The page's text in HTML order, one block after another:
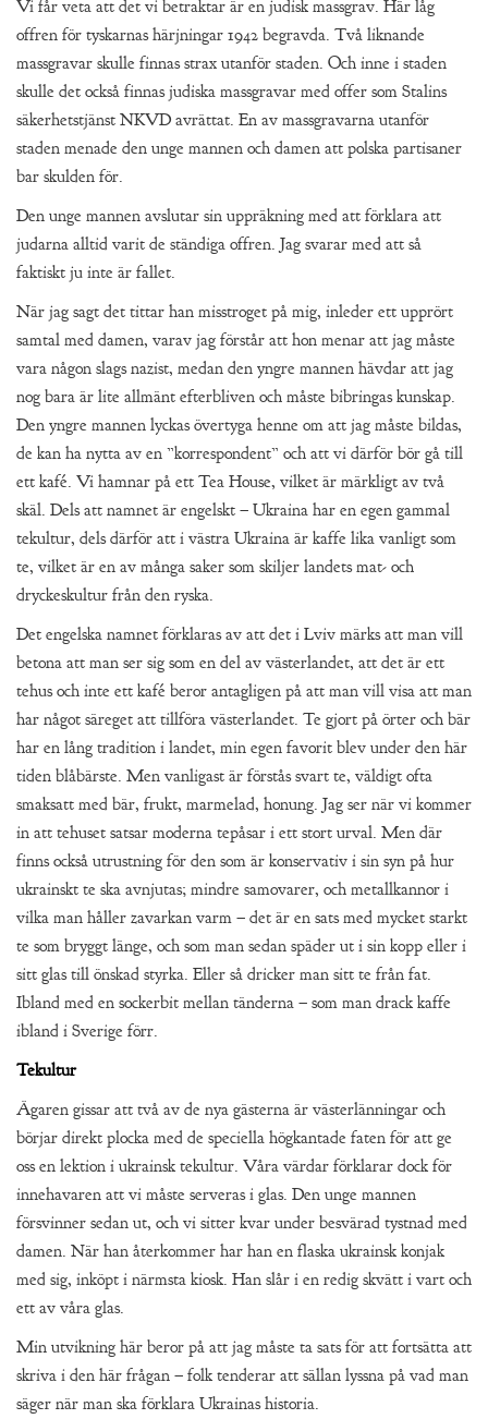
Vi får veta att det vi betraktar är en judisk massgrav. Här låg
offren för tyskarnas härjningar 1942 begravda. Två liknande
massgravar skulle finnas strax utanför staden. Och inne i staden
skulle det också finnas judiska massgravar med offer som Stalins
säkerhetstjänst NKVD avrättat. En av massgravarna utanför
staden menade den unge mannen och damen att polska partisaner
bar skulden för.
Den unge mannen avslutar sin uppräkning med att förklara att
judarna alltid varit de ständiga offren. Jag svarar med att så
faktiskt ju inte är fallet.
När jag sagt det tittar han misstroget på mig, inleder ett upprört
samtal med damen, varav jag förstår att hon menar att jag måste
vara någon slags nazist, medan den yngre mannen hävdar att jag
nog bara är lite allmänt efterbliven och måste bibringas kunskap.
Den yngre mannen lyckas övertyga henne om att jag måste bildas,
de kan ha nytta av en ”korrespondent” och att vi därför bör gå till
ett kafé. Vi hamnar på ett Tea House, vilket är märkligt av två
skäl. Dels att namnet är engelskt – Ukraina har en egen gammal
tekultur, dels därför att i västra Ukraina är kaffe lika vanligt som
te, vilket är en av många saker som skiljer landets mat- och
dryckeskultur från den ryska.
Det engelska namnet förklaras av att det i Lviv märks att man vill
betona att man ser sig som en del av västerlandet, att det är ett
tehus och inte ett kafé beror antagligen på att man vill visa att man
har något säreget att tillföra västerlandet. Te gjort på örter och bär
har en lång tradition i landet, min egen favorit blev under den här
tiden blåbärste. Men vanligast är förstås svart te, väldigt ofta
smaksatt med bär, frukt, marmelad, honung. Jag ser när vi kommer
in att tehuset satsar moderna tepåsar i ett stort urval. Men där
finns också utrustning för den som är konservativ i sin syn på hur
ukrainskt te ska avnjutas; mindre samovarer, och metallkannor i
vilka man håller zavarkan varm – det är en sats med mycket starkt
te som bryggt länge, och som man sedan späder ut i sin kopp eller i
sitt glas till önskad styrka. Eller så dricker man sitt te från fat.
Ibland med en sockerbit mellan tänderna – som man drack kaffe
ibland i Sverige förr.
Tekultur
Ägaren gissar att två av de nya gästerna är västerlänningar och
börjar direkt plocka med de speciella högkantade faten för att ge
oss en lektion i ukrainsk tekultur. Våra värdar förklarar dock för
innehavaren att vi måste serveras i glas. Den unge mannen
försvinner sedan ut, och vi sitter kvar under besvärad tystnad med
damen. När han återkommer har han en flaska ukrainsk konjak
med sig, inköpt i närmsta kiosk. Han slår i en redig skvätt i vart och
ett av våra glas.
Min utvikning här beror på att jag måste ta sats för att fortsätta att
skriva i den här frågan – folk tenderar att sällan lyssna på vad man
säger när man ska förklara Ukrainas historia.